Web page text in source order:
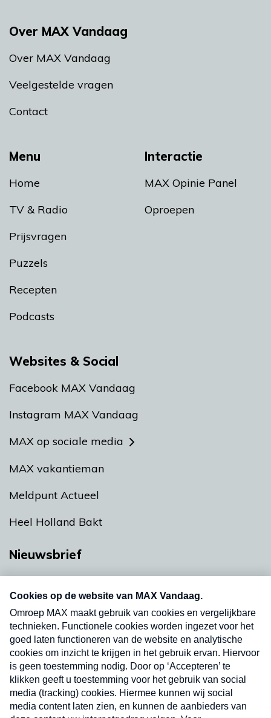
Menu
Home
TV & Radio
Prijsvragen
Puzzels
Recepten
Podcasts
Interactie
MAX Opinie Panel
Oproepen
Over MAX Vandaag
Over MAX Vandaag
Veelgestelde vragen
Contact
Websites & Social
Facebook MAX Vandaag
Instagram MAX Vandaag
MAX op sociale media
MAX vakantieman
Meldpunt Actueel
Heel Holland Bakt
Nieuwsbrief
nieuwsbrief. Elke vrijdag- en dinsdagochtend in
uw mailbox.
Verzend